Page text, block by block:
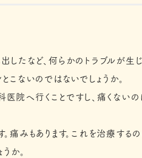
たなど、何らかのトラブルが生
こないのではないでしょうか。
へ行くことですし、痛くないの
痛みもあります。これを治療す
か。